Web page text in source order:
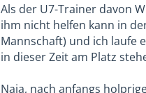
Als der U7-Trainer davon
ihm nicht helfen kann in
Mannschaft) und ich laufe
in dieser Zeit am Platz
Naja, nach anfangs